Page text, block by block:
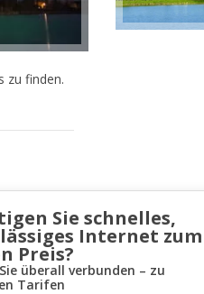
zu finden.
Sie schnelles,
Internet zum
Preis?
überall verbunden – zu
Tarifen